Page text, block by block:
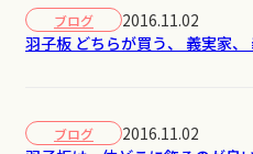
ブログ
2016.11.02
羽子板 どちらが買う、 義実家
ブログ
2016.11.02